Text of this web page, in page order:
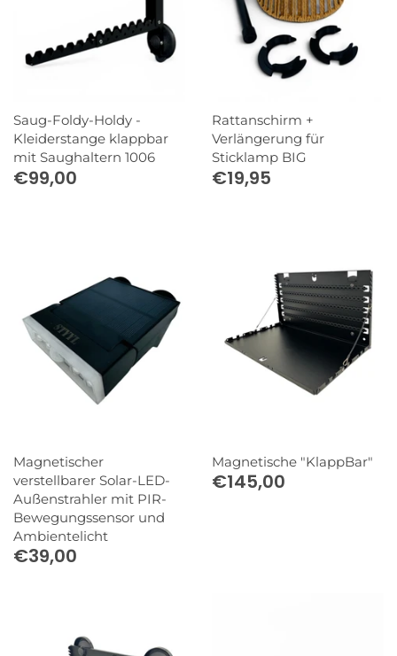
Saug-Foldy-Holdy -
Kleiderstange klappbar
mit Saughaltern 1006
€99,00
Rattanschirm +
Verlängerung für
Sticklamp BIG
€19,95
Magnetischer
verstellbarer Solar-LED-
Außenstrahler mit PIR-
Bewegungssensor und
Ambientelicht
€39,00
Magnetische "KlappBar"
€145,00